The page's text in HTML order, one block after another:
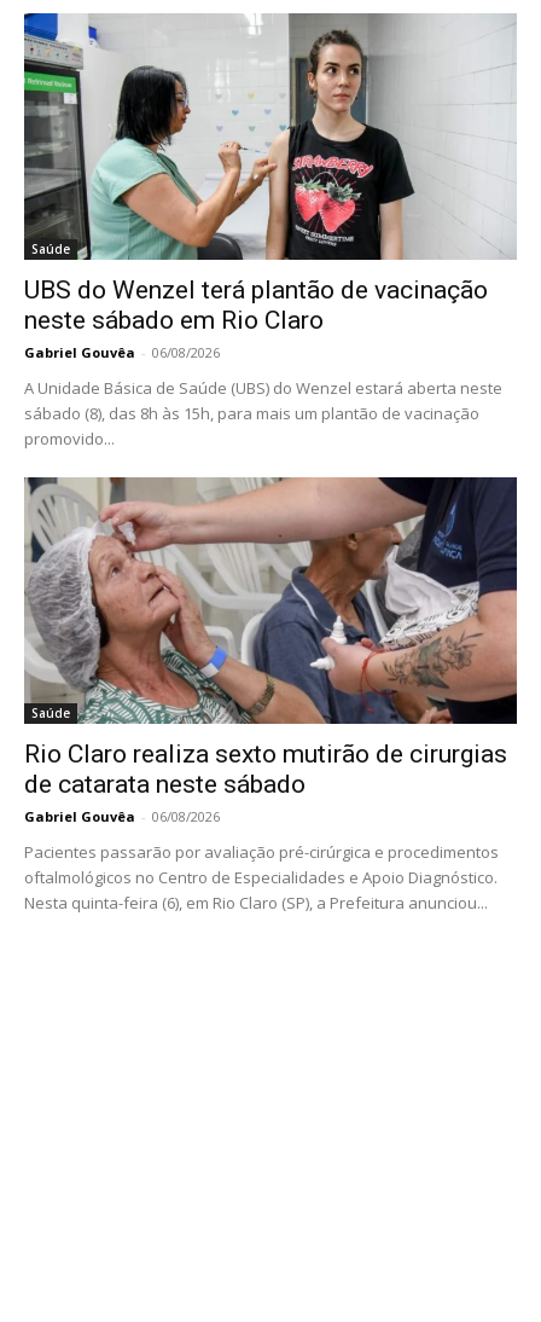
Saúde
UBS do Wenzel terá plantão de vacinação
neste sábado em Rio Claro
Gabriel Gouvêa - 06/08/2026
A Unidade Básica de Saúde (UBS) do Wenzel estará aberta neste
sábado (8), das 8h às 15h, para mais um plantão de vacinação
promovido...
Saúde
Rio Claro realiza sexto mutirão de cirurgias
de catarata neste sábado
Gabriel Gouvêa - 06/08/2026
Pacientes passarão por avaliação pré-cirúrgica e procedimentos
oftalmológicos no Centro de Especialidades e Apoio Diagnóstico.
Nesta quinta-feira (6), em Rio Claro (SP), a Prefeitura anunciou...